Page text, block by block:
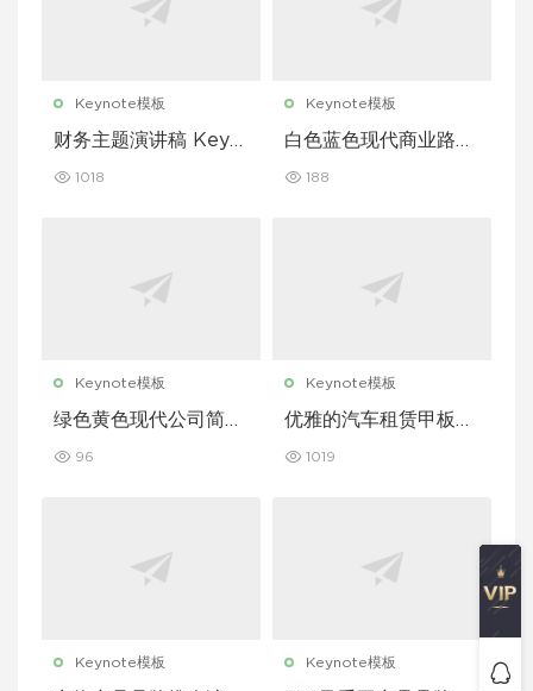
Keynote模板
财务主题演讲稿 Keyn
1018
Keynote模板
白色蓝色现代商业路演
板
188
Keynote模板
绿色黄色现代公司简介
96
Keynote模板
优雅的汽车租赁甲板主
1019
Keynote模板 Keynote模板